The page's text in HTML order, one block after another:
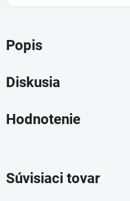
Popis
Diskusia
Hodnotenie
Súvisiaci tovar